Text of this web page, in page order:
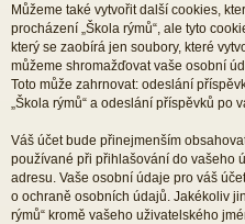
Můžeme také vytvořit další cookies,
procházení „Škola rýmů“, ale tyto
který se zaobírá jen soubory, které
můžeme shromažďovat vaše osobní
Toto může zahrnovat: odeslání
„Škola rýmů“ a odeslání příspěvků po
Váš účet bude přinejmenším
používané při přihlašování do vašeho
adresu. Vaše osobní údaje pro váš
o ochraně osobních údajů. Jakékoliv
rýmů“ kromě vašeho uživatelského